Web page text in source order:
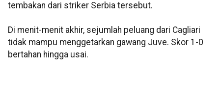
tembakan dari striker Serbia tersebut.
Di menit-menit akhir, sejumlah peluang dari Cagliari
tidak mampu menggetarkan gawang Juve. Skor 1-0
bertahan hingga usai.